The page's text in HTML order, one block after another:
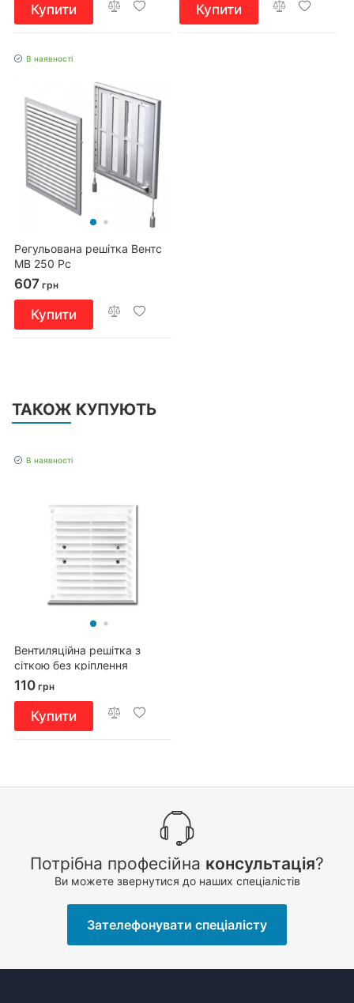
Купити Купити
В наявності
Регульована решітка Вентс
МВ 250 Рс
607 грн
Купити
ТАКОЖ КУПУЮТЬ
В наявності
Вентиляційна решітка з
сіткою без кріплення
180x180
110 грн
Купити
Потрібна професійна консультація?
Ви можете звернутися до наших спеціалістів
Зателефонувати спеціалісту